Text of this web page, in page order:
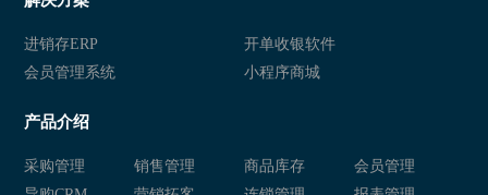
进销存ERP
开单收银软件
会员管理系统
小程序商城
产品介绍
采购管理 销售管理 商品库存
会员管理